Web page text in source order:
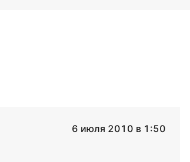
6 июля 2010 в 1:50